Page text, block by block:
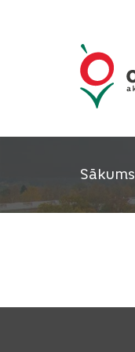
Sākums